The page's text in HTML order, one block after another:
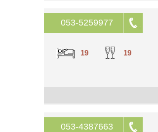
053-5259977
19
19
053-4387663